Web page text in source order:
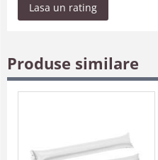
Lasa un rating
Produse similare